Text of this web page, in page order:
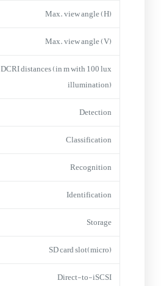
Max. view angle (H)
Max. view angle (V)
DCRI distances (in m with 100 lux
illumination)
Detection
Classification
Recognition
Identification
Storage
(micro)SD card slot
Direct-to-iSCSI